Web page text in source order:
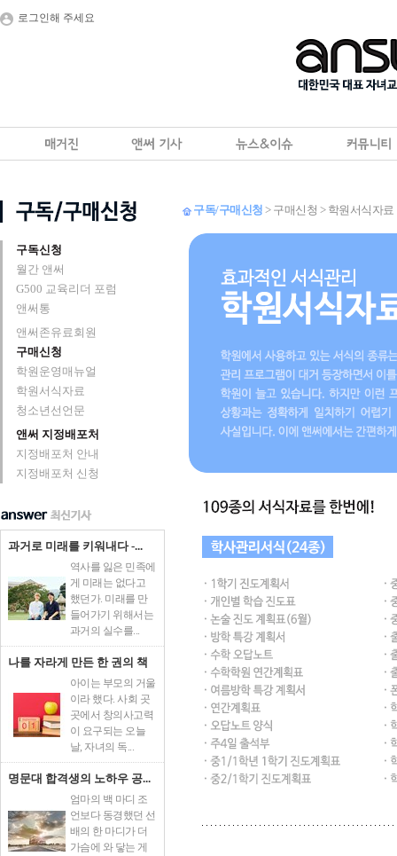
로그인해 주세요
구독신청
월간 앤써
G500 교육리더 포럼
앤써통
앤써존유료회원
구매신청
학원운영매뉴얼
학원서식자료
청소년선언문
앤써 지정배포처
지정배포처 안내
지정배포처 신청
과거로 미래를 키워내다 -...
역사를 잃은 민족에
게 미래는 없다고
했던가. 미래를 만
들어가기 위해서는
과거의 실수를...
나를 자라게 만든 한 권의 책
아이는 부모의 거울
이라 했다. 사회 곳
곳에서 창의사고력
이 요구되는 오늘
날, 자녀의 독...
명문대 합격생의 노하우 공...
엄마의 백 마디 조
언보다 동경했던 선
배의 한 마디가 더
가슴에 와 닿는 게
구독/구매신청 > 구매신청 > 학원서식자료